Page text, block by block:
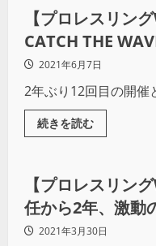
【プロレスリン
CATCH THE
vs ハイビスカスみ
2021年6月7日
2年ぶり12回目の開催
続きを読む
プロレス
【プロレスリン
任から2年、激動
2021年3月30日